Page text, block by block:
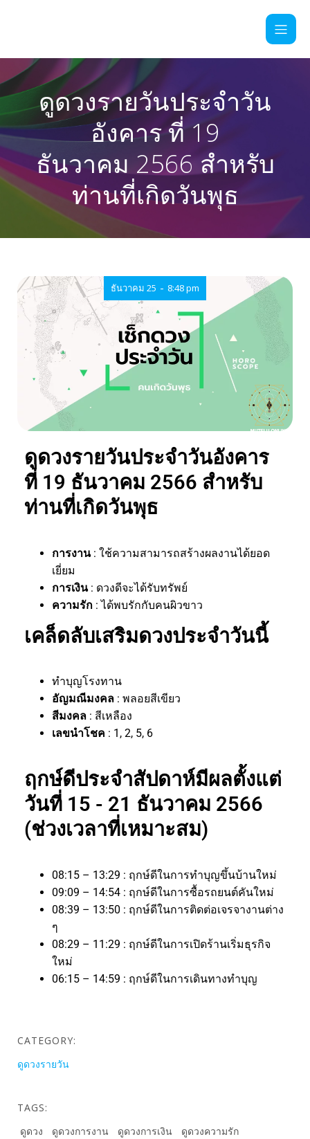
ดูดวงรายวันประจำวัน
อังคาร ที่ 19
ธันวาคม 2566 สำหรับ
ท่านที่เกิดวันพุธ
ธันวาคม 25 - 8:48 pm
ดูดวงรายวันประจำวันอังคาร
ที่ 19 ธันวาคม 2566 สำหรับ
ท่านที่เกิดวันพุธ
การงาน: ใช้ความสามารถสร้างผลงานได้ยอด
เยี่ยม
การเงิน: ดวงดีจะได้รับทรัพย์
ความรัก : ได้พบรักกับคนผิวขาว
เคล็ดลับเสริมดวงประจำวันนี้
ทำบุญโรงทาน
อัญมณีมงคล : พลอยสีเขียว
สีมงคล : สีเหลือง
เลขนำโชค : 1, 2, 5, 6
ฤกษ์ดีประจำสัปดาห์มีผลตั้งแต่
วันที่ 15 - 21 ธันวาคม 2566
(ช่วงเวลาที่เหมาะสม)
08:15 – 13:29 : ฤกษ์ดีในการทำบุญขึ้นบ้านใหม่
09:09 – 14:54 : ฤกษ์ดีในการซื้อรถยนต์คันใหม่
08:39 – 13:50 : ฤกษ์ดีในการติดต่อเจรจางานต่าง
ๆ
08:29 – 11:29 : ฤกษ์ดีในการเปิดร้านเริ่มธุรกิจ
ใหม่
06:15 – 14:59 : ฤกษ์ดีในการเดินทางทำบุญ
CATEGORY:
ดูดวงรายวัน
TAGS:
ดูดวง
ดูดวงการงาน ดูดวงการเงิน
ดูดวงความรัก